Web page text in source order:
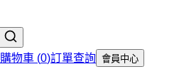
購物車 (0)訂單查詢 會員中心